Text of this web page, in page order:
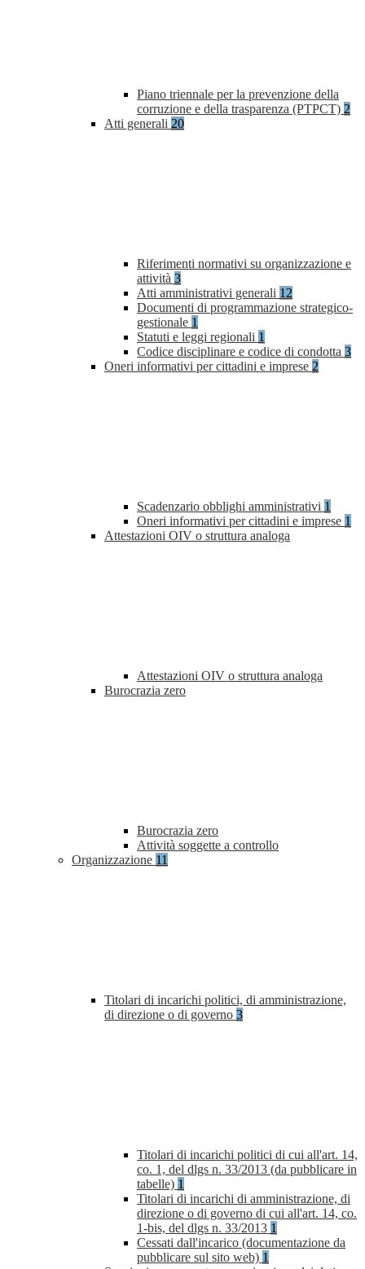
Piano triennale per la prevenzione della
corruzione e della trasparenza (PTPCT) 2
Atti generali 20
Riferimenti normativi su organizzazione e
attività 3
Atti amministrativi generali 12
Documenti di programmazione strategico-
gestionale 1
Statuti e leggi regionali 1
Codice disciplinare e codice di condotta 3
Oneri informativi per cittadini e imprese 2
Scadenzario obblighi amministrativi 1
Oneri informativi per cittadini e imprese 1
Attestazioni OIV o struttura analoga
Attestazioni OIV o struttura analoga
Burocrazia zero
Burocrazia zero
Attività soggette a controllo
Organizzazione 11
Titolari di incarichi politici, di amministrazione,
di direzione o di governo 3
Titolari di incarichi politici di cui all'art. 14,
co. 1, del dlgs n. 33/2013 (da pubblicare in
tabelle) 1
Titolari di incarichi di amministrazione, di
direzione o di governo di cui all'art. 14, co.
1-bis, del dlgs n. 33/2013 1
Cessati dall'incarico (documentazione da
pubblicare sul sito web) 1